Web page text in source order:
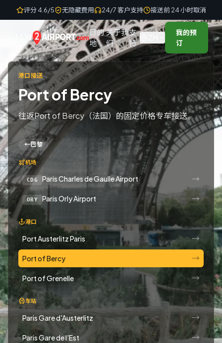
Skip to content
评分 4.6/5 无隐藏费用 24/7 客户支持 接送前 24 小时取消
目的
地
关于我
们
支
持
我的预
订
港口接送
Port of Bercy
往返Port of Bercy（法国）的固定价格专车接送。
←巴黎
机场
CDG Paris Charles de Gaulle Airport →
ORY Paris Orly Airport →
港口
Port Austerlitz Paris →
Port of Bercy →
Port of Grenelle →
车站
Paris Gare d'Austerlitz →
Paris Gare de l'Est →